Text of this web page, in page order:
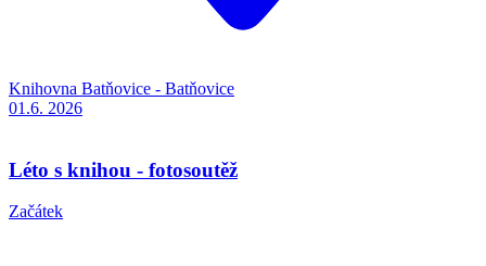
Knihovna Batňovice - Batňovice
01.6. 2026
Léto s knihou - fotosoutěž
Začátek